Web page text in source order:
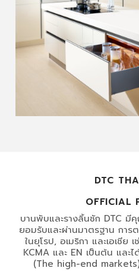
DTC
OFFICIAL
บานพับและรางลิ้นชัก DTC มี
ยอมรับและผ่านมาตรฐาน การ
ในยุโรป, อเมริกา และเอเชีย
KCMA และ EN เป็นต้น และ
(The high-end markets)